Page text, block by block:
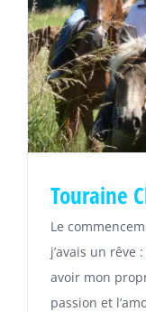
Touraine
Le
j’avais un rêve
avoir mon
passion et